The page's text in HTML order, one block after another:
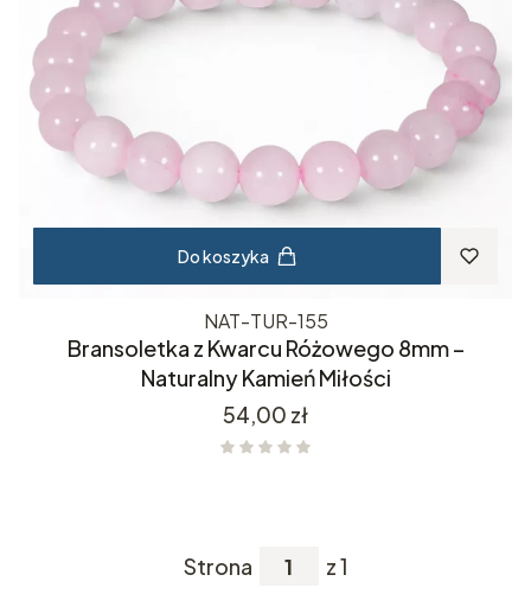
Do koszyka
NAT-TUR-155
Bransoletka z Kwarcu Różowego 8mm –
Naturalny Kamień Miłości
Cena
54,00 zł
Strona z 1